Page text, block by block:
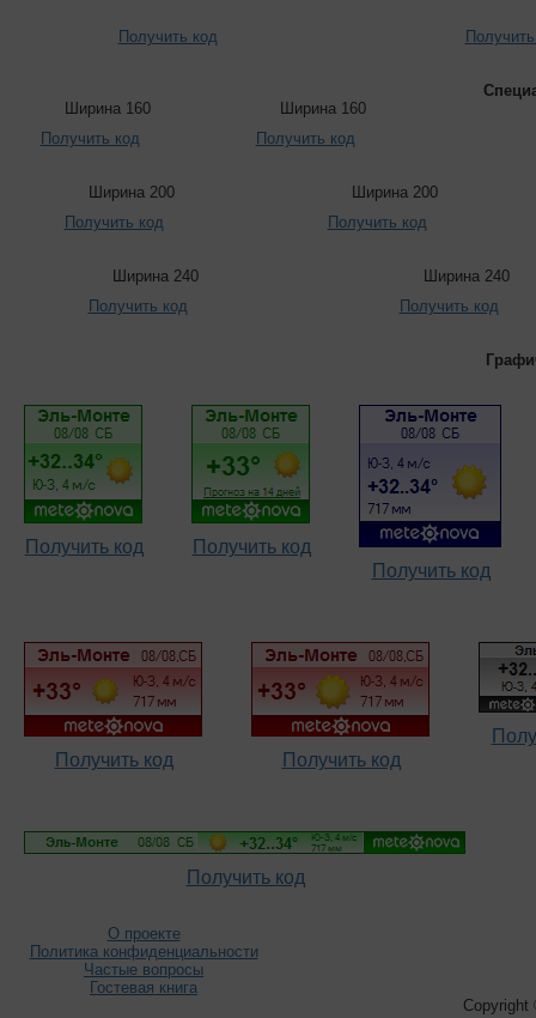
Получить код
Ширина 160
Получить код
Ширина 160
Получить код
Ширина 200
Получить код
Ширина 200
Получить код
Ширина 240
Получить код
Ширина 240
Получить код
Получить код
Получить код
Получить код
Получить код Получить код
Получить код
О проекте
Политика конфиденциальности
Частые вопросы
Гостевая книга
Copyright